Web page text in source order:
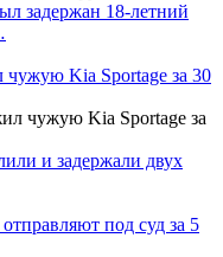
задержан 18-летний
Kia Sportage за 30
и задержали двух
под суд за 5